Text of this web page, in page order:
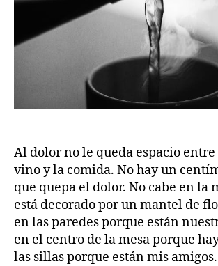
Al dolor no le queda espacio entre
vino y la comida. No hay un
que quepa el dolor. No cabe en la
está decorado por un mantel de
en las paredes porque están
en el centro de la mesa porque
las sillas porque están mis amigos.